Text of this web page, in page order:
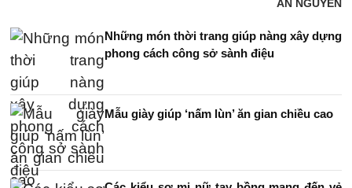
AN NGUYÊN
Những món thời trang giúp nàng xây dựng
phong cách công sở sành điệu
Mẫu giày giúp ‘nấm lùn’ ăn gian chiều cao